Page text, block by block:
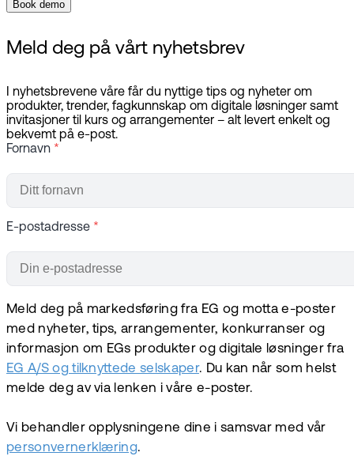
Book demo
Meld deg på vårt nyhetsbrev
I nyhetsbrevene våre får du nyttige tips og nyheter om
produkter, trender, fagkunnskap om digitale løsninger samt
invitasjoner til kurs og arrangementer – alt levert enkelt og
bekvemt på e-post.
Fornavn *
E-postadresse *
Meld deg på markedsføring fra EG og motta e-poster
med nyheter, tips, arrangementer, konkurranser og
informasjon om EGs produkter og digitale løsninger fra
EG A/S og tilknyttede selskaper. Du kan når som helst
melde deg av via lenken i våre e-poster.
Vi behandler opplysningene dine i samsvar med vår
personvernerklæring.